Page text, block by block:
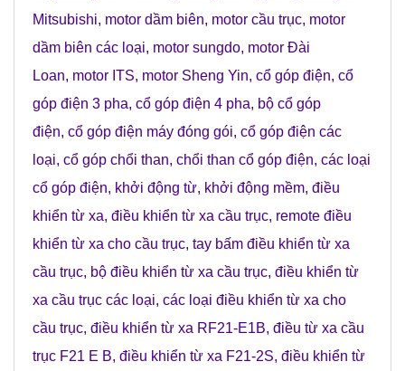
Mitsubishi, motor dầm biên, motor cầu trục, motor
dầm biên các loại, motor sungdo, motor Đài
Loan, motor ITS, motor Sheng Yin, cổ góp điện, cổ
góp điện 3 pha, cổ góp điện 4 pha, bộ cổ góp
điện, cổ góp điện máy đóng gói, cổ góp điện các
loại, cổ góp chổi than, chổi than cổ góp điện, các loại
cổ góp điện, khởi động từ, khởi động mềm, điều
khiển từ xa, điều khiển từ xa cầu trục, remote điều
khiển từ xa cho cầu trục, tay bấm điều khiển từ xa
cầu trục, bộ điều khiển từ xa cầu trục, điều khiển từ
xa cầu trục các loại, các loại điều khiển từ xa cho
cầu trục, điều khiển từ xa RF21-E1B, điều từ xa cầu
trục F21 E B, điều khiển từ xa F21-2S, điều khiển từ